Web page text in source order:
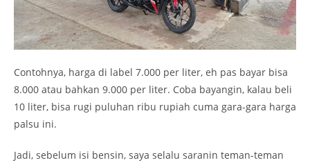
Contohnya, harga di label 7.000 per liter, eh pas bayar bisa
8.000 atau bahkan 9.000 per liter. Coba bayangin, kalau beli
10 liter, bisa rugi puluhan ribu rupiah cuma gara-gara harga
palsu ini.
Jadi, sebelum isi bensin, saya selalu saranin teman-teman